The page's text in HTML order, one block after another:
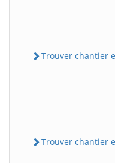
Trouver chantier
Trouver chantier